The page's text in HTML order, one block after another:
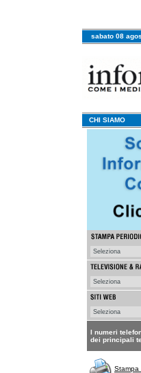
sabato 08
CHI SIAMO
I numeri
dei principali
Stampa